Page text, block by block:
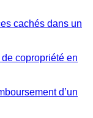
cachés dans un
copropriété en
d’un